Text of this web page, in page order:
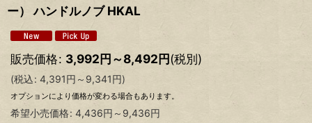
ー） ハンドルノブ HKAL
販売価格: 3,992円～8,492円(税別)
(税込: 4,391円 ～9,341円)
オプションにより価格が変わる場合もあります。
希望小売価格: 4,436円 ～9,436円